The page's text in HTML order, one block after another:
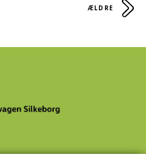
ÆLDRE